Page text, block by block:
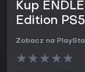
Kup
Edition PS5
Zobacz na
★★★★★